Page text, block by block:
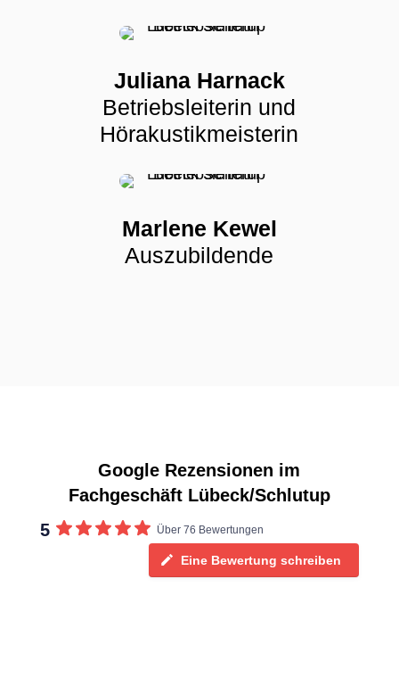
Juliana Harnack
Betriebsleiterin und
Hörakustikmeisterin
Marlene Kewel
Auszubildende
Google Rezensionen im
Fachgeschäft Lübeck/Schlutup
5
Über 76 Bewertungen
Eine Bewertung schreiben